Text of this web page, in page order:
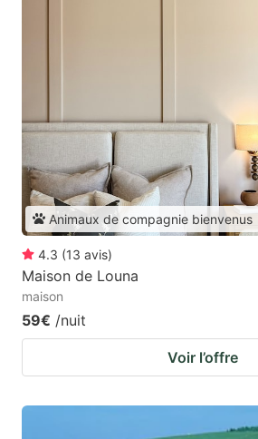
Animaux de compagnie bienvenus
4.3 (13 avis)
Maison de Louna
maison
59€ /nuit
Voir l’offre